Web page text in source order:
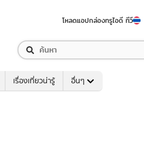
โหลดแอปกล่องทรูไอดี ทีวี
เรื่องเที่ยวน่ารู้ อื่นๆ